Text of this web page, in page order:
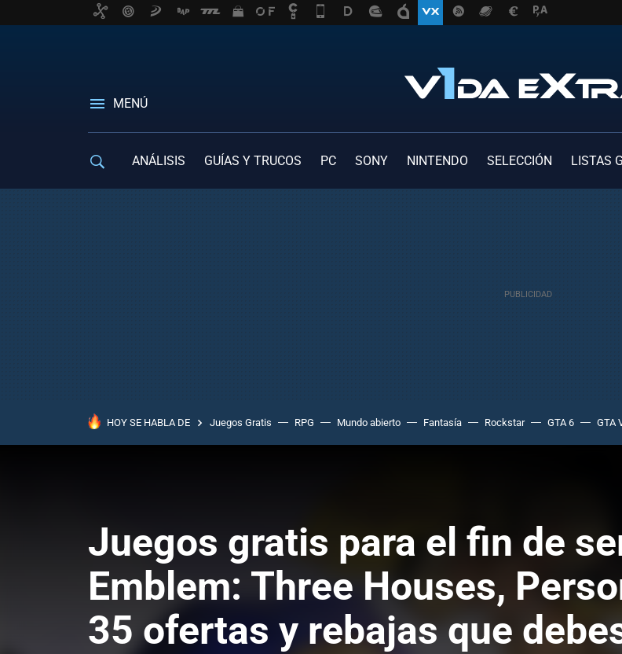
MENÚ
ANÁLISIS GUÍAS Y TRUCOS PC SONY NINTENDO SELECCIÓN LISTAS
HOY SE HABLA DE Juegos Gratis RPG Mundo abierto Fantasía Rockstar GTA 6 GTA
Juegos gratis para el fin de
Emblem: Three Houses,
35 ofertas y rebajas que